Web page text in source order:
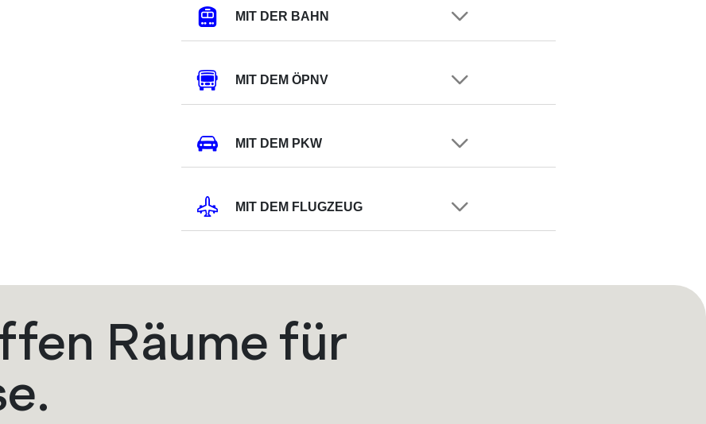
MIT DER BAHN
MIT DEM ÖPNV
MIT DEM PKW
MIT DEM FLUGZEUG
Räume für